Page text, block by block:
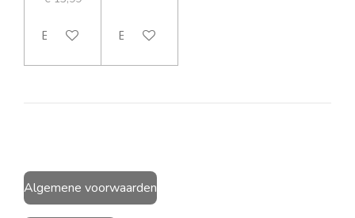
Bekijk details Bekijk details
Algemene voorwaarden